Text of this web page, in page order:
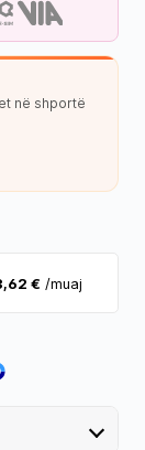
në shportë
€ /muaj